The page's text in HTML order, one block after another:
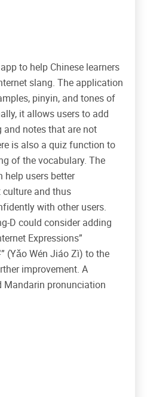
to help Chinese learners
slang. The application
pinyin, and tones of
it allows users to add
notes that are not
is also a quiz function to
of the vocabulary. The
help users better
culture and thus
with other users.
D could consider adding
Expressions”
(Yǎo Wén Jiáo Zì) to the
improvement. A
pronunciation